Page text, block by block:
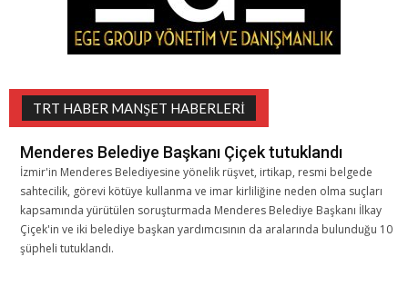
TRT HABER MANŞET HABERLERI
Menderes Belediye Başkanı Çiçek tutuklandı
İzmir'in Menderes Belediyesine yönelik rüşvet, irtikap, resmi belgede
sahtecilik, görevi kötüye kullanma ve imar kirliliğine neden olma suçları
kapsamında yürütülen soruşturmada Menderes Belediye Başkanı İlkay
Çiçek'in ve iki belediye başkan yardımcısının da aralarında bulunduğu 10
şüpheli tutuklandı.